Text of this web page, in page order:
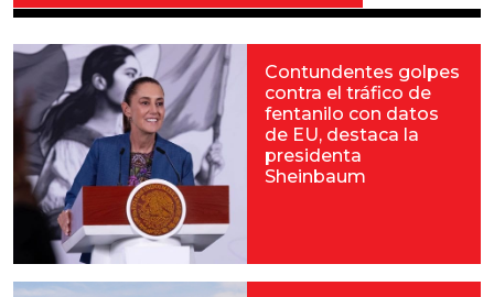
Contundentes golpes
contra el tráfico de
fentanilo con datos
de EU, destaca la
presidenta
Sheinbaum